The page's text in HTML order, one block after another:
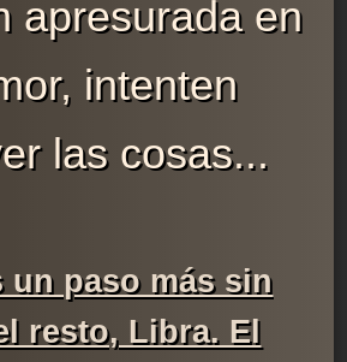
apresurada en
intenten
las cosas...
un paso más sin
resto, Libra. El